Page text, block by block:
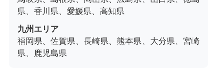
県、香川県、愛媛県、高知県
九州エリア
福岡県、佐賀県、長崎県、熊本県、大分県、宮崎
県、鹿児島県